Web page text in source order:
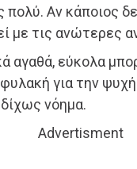
πολύ. Αν κάποιος
με τις ανώτερες
αγαθά, εύκολα
για την
νόημα.
Advertisment